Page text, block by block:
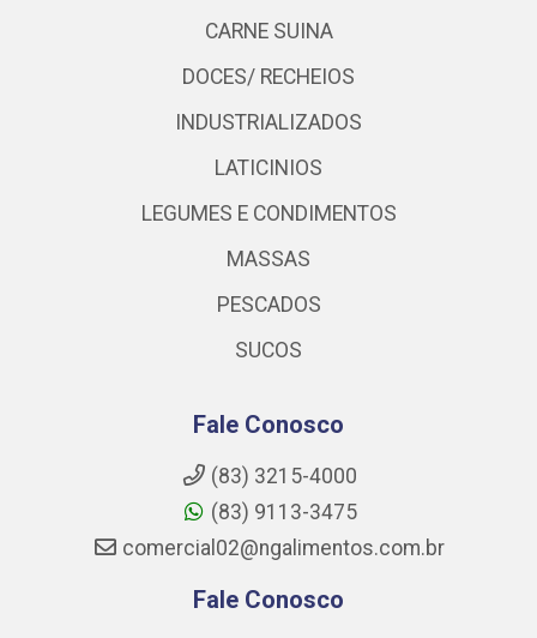
CARNE SUINA
DOCES/ RECHEIOS
INDUSTRIALIZADOS
LATICINIOS
LEGUMES E CONDIMENTOS
MASSAS
PESCADOS
SUCOS
Fale Conosco
(83) 3215-4000
(83) 9113-3475
comercial02@ngalimentos.com.br
Fale Conosco